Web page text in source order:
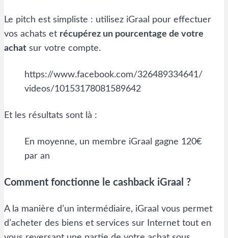
Le pitch est simpliste : utilisez iGraal pour effectuer
vos achats et récupérez un pourcentage de votre
achat sur votre compte.
https://www.facebook.com/326489334641/
videos/10153178081589642
Et les résultats sont là :
En moyenne, un membre iGraal gagne 120€
par an
Comment fonctionne le cashback iGraal ?
A la manière d’un intermédiaire, iGraal vous permet
d’acheter des biens et services sur Internet tout en